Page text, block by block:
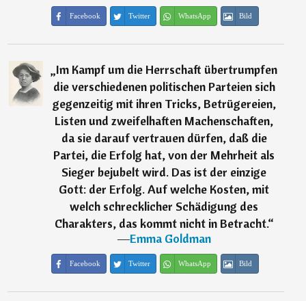
Facebook Twitter WhatsApp Bild
„Im Kampf um die Herrschaft übertrumpfen
die verschiedenen politischen Parteien sich
gegenzeitig mit ihren Tricks, Betrügereien,
Listen und zweifelhaften Machenschaften,
da sie darauf vertrauen dürfen, daß die
Partei, die Erfolg hat, von der Mehrheit als
Sieger bejubelt wird. Das ist der einzige
Gott: der Erfolg. Auf welche Kosten, mit
welch schrecklicher Schädigung des
Charakters, das kommt nicht in Betracht.“
―Emma Goldman
Facebook Twitter WhatsApp Bild